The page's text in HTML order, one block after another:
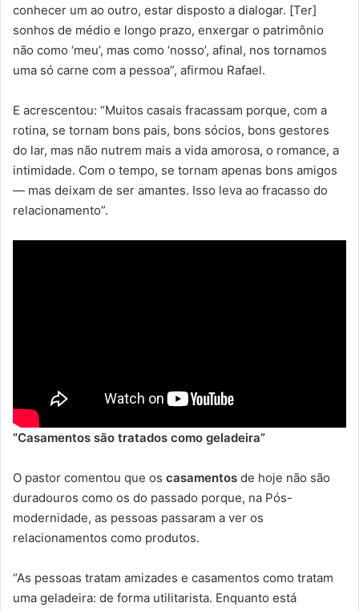
conhecer um ao outro, estar disposto a dialogar. [Ter]
sonhos de médio e longo prazo, enxergar o patrimônio
não como ‘meu’, mas como ‘nosso’, afinal, nos tornamos
uma só carne com a pessoa”, afirmou Rafael.
E acrescentou: “Muitos casais fracassam porque, com a
rotina, se tornam bons pais, bons sócios, bons gestores
do lar, mas não nutrem mais a vida amorosa, o romance, a
intimidade. Com o tempo, se tornam apenas bons amigos
— mas deixam de ser amantes. Isso leva ao fracasso do
relacionamento”.
“Casamentos são tratados como geladeira”
O pastor comentou que os casamentos de hoje não são
duradouros como os do passado porque, na Pós-
modernidade, as pessoas passaram a ver os
relacionamentos como produtos.
“As pessoas tratam amizades e casamentos como tratam
uma geladeira: de forma utilitarista. Enquanto está